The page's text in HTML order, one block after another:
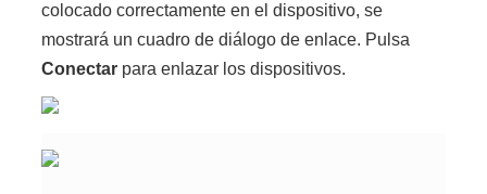
colocado correctamente en el dispositivo, se
mostrará un cuadro de diálogo de enlace. Pulsa
Conectar para enlazar los dispositivos.